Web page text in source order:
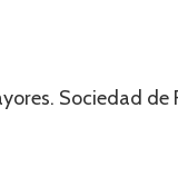
Sociedad de